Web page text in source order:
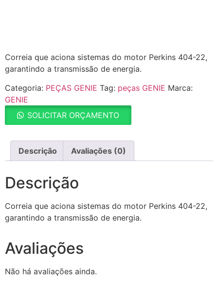
Correia que aciona sistemas do motor Perkins 404-22,
garantindo a transmissão de energia.
Categoria: PEÇAS GENIE Tag: peças GENIE Marca:
GENIE
SOLICITAR ORÇAMENTO
Descrição Avaliações (0)
Descrição
Correia que aciona sistemas do motor Perkins 404-22,
garantindo a transmissão de energia.
Avaliações
Não há avaliações ainda.